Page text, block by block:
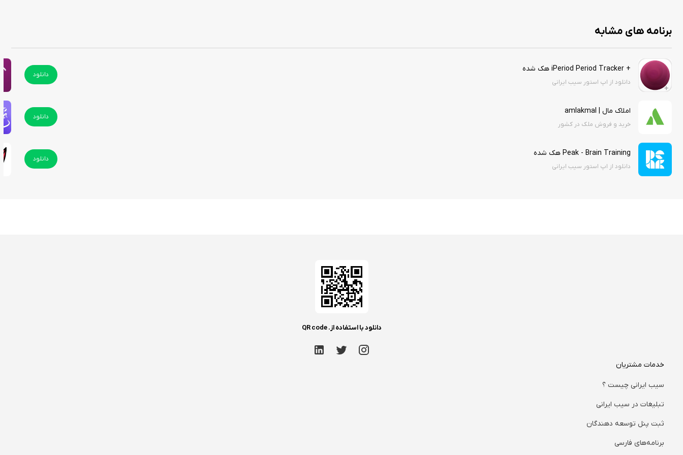
برنامه های مشابه
+ iPeriod Period Tracker هک شده
دانلود از اپ استور سیب ایرانی
دانلود
املاک مال | amlakmal
خرید و فروش ملک در کشور
دانلود
Peak - Brain Training هک شده
دانلود از اپ استور سیب ایرانی
دانلود
دانلود با استفاده از. QR code
خدمات مشتریان
سیب ایرانی چیست ؟
تبلیغات در سیب ایرانی
ثبت پنل توسعه دهندگان
برنامه‌های فارسی